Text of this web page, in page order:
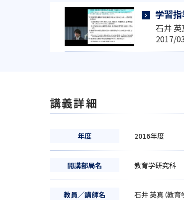
学習
石井 英
2017/
講義詳細
年度 2016年度
開講部局名 教育学研究科
教員／講師名 石井 英真（教育